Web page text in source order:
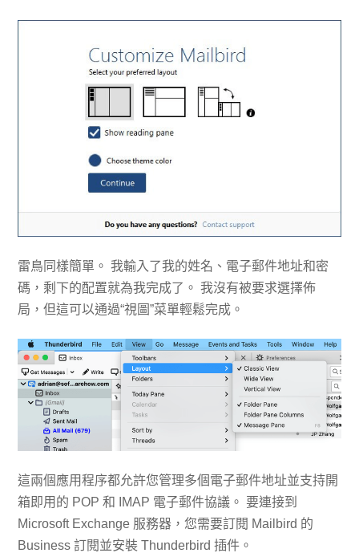
雷鳥同樣簡單。 我輸入了我的姓名、電子郵件地址和密
碼，剩下的配置就為我完成了。 我沒有被要求選擇佈
局，但這可以通過“視圖”菜單輕鬆完成。
這兩個應用程序都允許您管理多個電子郵件地址並支持開
箱即用的 POP 和 IMAP 電子郵件協議。 要連接到
Microsoft Exchange 服務器，您需要訂閱 Mailbird 的
Business 訂閱並安裝 Thunderbird 插件。